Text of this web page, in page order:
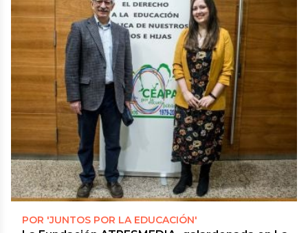
POR 'JUNTOS POR LA EDUCACIÓN'